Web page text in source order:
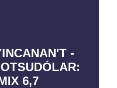
-
6,7